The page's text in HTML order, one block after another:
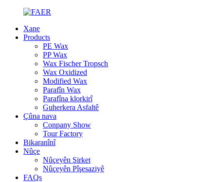
Xane
Products
PE Wax
PP Wax
Wax Fischer Tropsch
Wax Oxidized
Modified Wax
Parafîn Wax
Parafîna klorkirî
Guherkera Asfaltê
Çûna nava
Conpany Show
Tour Factory
Bikaranînî
Nûçe
Nûçeyên Şirket
Nûçeyên Pîşesaziyê
FAQs